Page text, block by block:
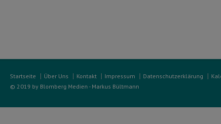
Startseite Über Uns Kontakt Impressum Datenschutzerklärung
© 2019 by Blomberg Medien - Markus Bültmann